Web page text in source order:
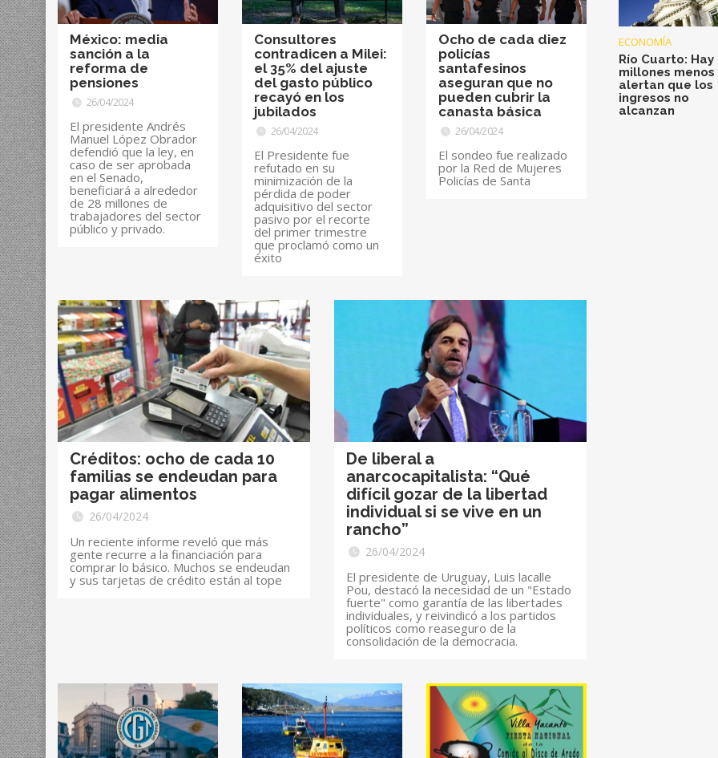
México: media
sanción a la
reforma de
pensiones
26/04/2024
El presidente Andrés
Manuel López Obrador
defendió que la ley, en
caso de ser aprobada
en el Senado,
beneficiará a alrededor
de 28 millones de
trabajadores del sector
público y privado.
Consultores
contradicen a Milei:
el 35% del ajuste
del gasto público
recayó en los
jubilados
26/04/2024
El Presidente fue
refutado en su
minimización de la
pérdida de poder
adquisitivo del sector
pasivo por el recorte
del primer trimestre
que proclamó como un
éxito
Ocho de cada diez
policías
santafesinos
aseguran que no
pueden cubrir la
canasta básica
26/04/2024
El sondeo fue realizado
por la Red de Mujeres
Policías de Santa
Créditos: ocho de cada 10
familias se endeudan para
pagar alimentos
26/04/2024
Un reciente informe reveló que más
gente recurre a la financiación para
comprar lo básico. Muchos se endeudan
y sus tarjetas de crédito están al tope
De liberal a
anarcocapitalista: “Qué
difícil gozar de la libertad
individual si se vive en un
rancho”
26/04/2024
El presidente de Uruguay, Luis lacalle
Pou, destacó la necesidad de un "Estado
fuerte" como garantía de las libertades
individuales, y reivindicó a los partidos
políticos como reaseguro de la
consolidación de la democracia.
ECONOMÍA
Río Cuarto: Hay
millones menos
alertan que los
ingresos no
alcanzan